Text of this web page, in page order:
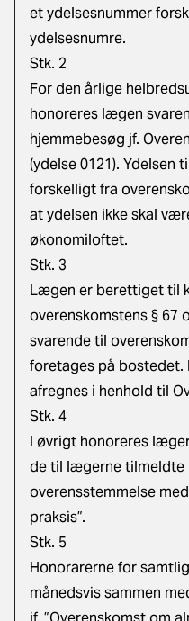
et ydelsesnummer
ydelsesnumre.
Stk. 2
For den årlige
honoreres lægen
hjemmebesøg jf.
(ydelse 0121). Ydelsen
forskelligt fra
at ydelsen ikke skal
økonomiloftet.
Stk. 3
Lægen er berettiget til
overenskomstens §
svarende til
foretages på
afregnes i henhold til
Stk. 4
I øvrigt honoreres
de til lægerne tilmeldte
overensstemmelse
praksis”.
Stk. 5
Honorarerne for
månedsvis sammen